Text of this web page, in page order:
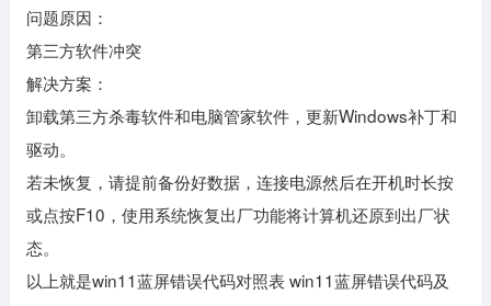
问题原因：
第三方软件冲突
解决方案：
卸载第三方杀毒软件和电脑管家软件，更新Windows补丁和
驱动。
若未恢复，请提前备份好数据，连接电源然后在开机时长按
或点按F10，使用系统恢复出厂功能将计算机还原到出厂状
态。
以上就是win11蓝屏错误代码对照表 win11蓝屏错误代码及